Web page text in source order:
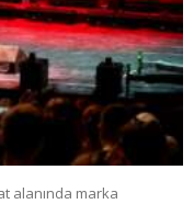
alanında marka